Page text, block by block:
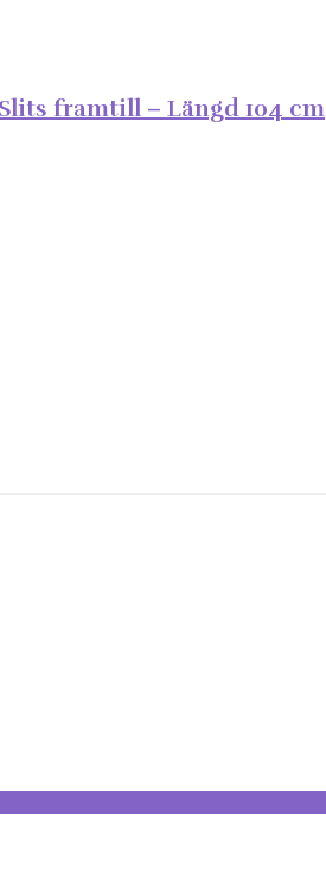
framtill – Längd 104 cm